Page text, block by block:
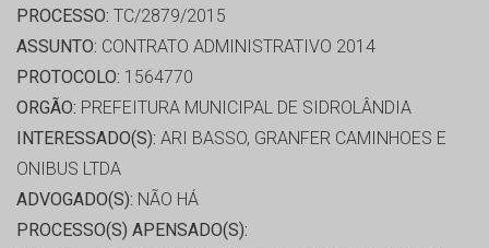
PROCESSO: TC/2879/2015
ASSUNTO: CONTRATO ADMINISTRATIVO 2014
PROTOCOLO: 1564770
ORGÃO: PREFEITURA MUNICIPAL DE SIDROLÂNDIA
INTERESSADO(S): ARI BASSO, GRANFER CAMINHOES E
ONIBUS LTDA
ADVOGADO(S): NÃO HÁ
PROCESSO(S) APENSADO(S):